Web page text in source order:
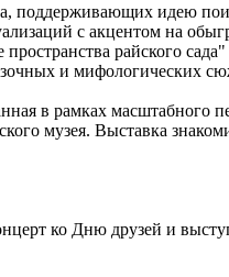
поддерживающих идею
с акцентом на
райского
и мифологических
в рамках масштабного
музея. Выставка
ко Дню друзей и